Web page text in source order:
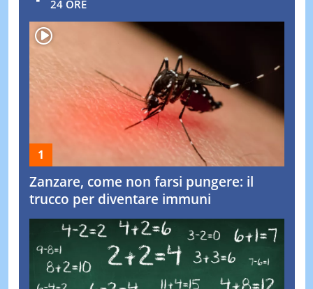
24 ORE
Zanzare, come non farsi pungere: il
trucco per diventare immuni